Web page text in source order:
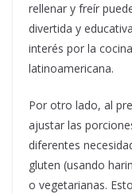
rellenar y freír
divertida y
interés por la
latinoamericana.
Por otro lado, al
ajustar las
diferentes
gluten (usando
o vegetarianas.